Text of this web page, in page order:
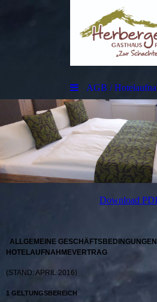
AGB /
Download
A LLGEMEINE G
HOTELAUFNAHMEVERTRAG
(STAND: APRIL 2016)
1 GELTUNGSBEREICH